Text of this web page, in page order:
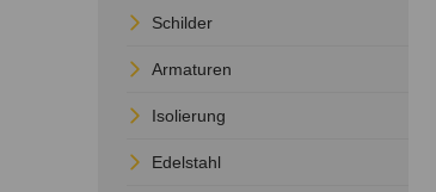
Schilder
Armaturen
Isolierung
Edelstahl